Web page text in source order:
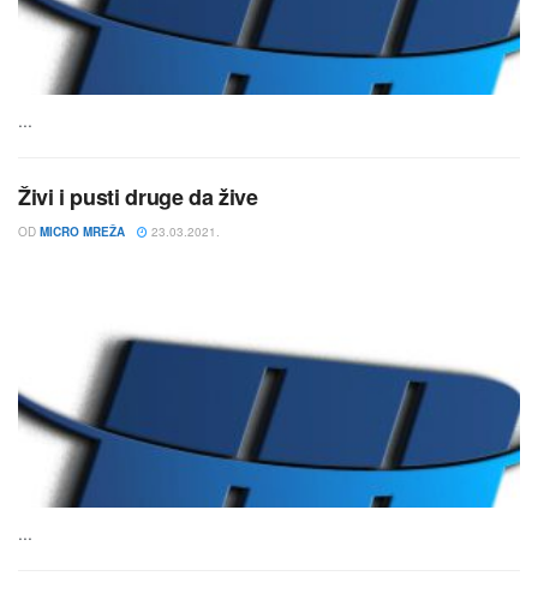
...
Živi i pusti druge da žive
OD MICRO MREŽA 23.03.2021.
...